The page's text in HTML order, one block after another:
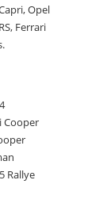
Opel
Ferrari
Cooper
Rallye